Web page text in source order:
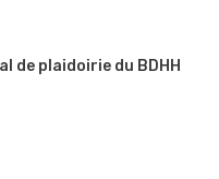
de plaidoirie du BDHH